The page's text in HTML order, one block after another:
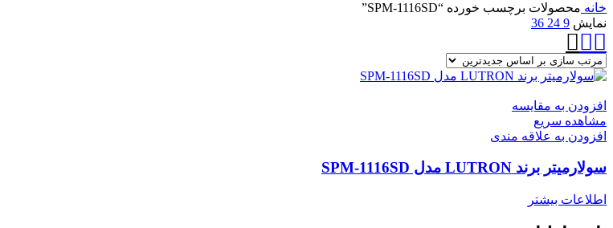
خانه محصولات برچسب خورده “SPM-1116SD”
نمایش 9
24
36
افزودن به مقایسه
مشاهده سریع
افزودن به علاقه مندی
سولارمیتر برند LUTRON مدل SPM-1116SD
اطلاعات بیشتر